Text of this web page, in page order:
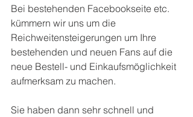
Bei bestehenden Facebookseite etc.
kümmern wir uns um die
Reichweitensteigerungen um Ihre
bestehenden und neuen Fans auf die
neue Bestell- und Einkaufsmöglichkeit
aufmerksam zu machen.
Sie haben dann sehr schnell und